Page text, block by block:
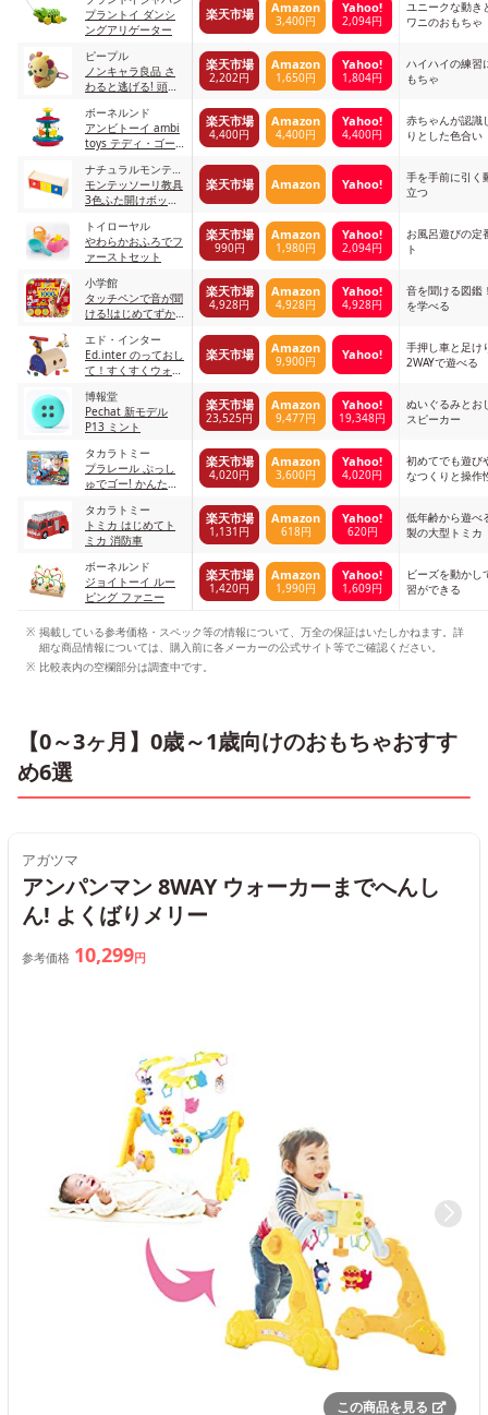
プラントイ ダンシ
ングアリゲーター
楽天市場 Amazon
3,400円
Yahoo!
2,094円
ユニークな動き
ワニのおもちゃ
ピープル
ノンキャラ良品 さ
わると逃げる! 頭も
っこしましょ
楽天市場
2,202円
Amazon
1,650円
Yahoo!
1,804円
ハイハイの練習
もちゃ
ボーネルンド
アンビトーイ ambi
toys テディ・ゴー
楽天市場
4,400円
Amazon
4,400円
Yahoo!
4,400円
赤ちゃんが認識
りとした色合い
ナチュラルモンテッ
ソーリ
モンテッソーリ教具
3色ふた開けボック
楽天市場 Amazon Yahoo!
手を手前に引く
立つ
トイローヤル
やわらかおふろでフ
ァーストセット
楽天市場
990円
Amazon
1,980円
Yahoo!
2,094円
お風呂遊びの定
ト
小学館
タッチペンで音が聞
ける!はじめてずか
楽天市場
4,928円
Amazon
4,928円
Yahoo!
4,928円
音を聞ける図鑑
を学べる
エド・インター
Ed.inter のっておし
て！すくすくウォー
楽天市場 Amazon
9,900円 Yahoo!
手押し車と足け
2WAYで遊べる
博報堂
Pechat 新モデル
P13 ミント
楽天市場
23,525円
Amazon
9,477円
Yahoo!
19,348円
ぬいぐるみとお
スピーカー
タカラトミー
プラレール ぷっし
ゅでゴー! かんたん
きかんしゃトーマス
セット 無し
楽天市場
4,020円
Amazon
3,600円
Yahoo!
4,020円
初めてでも遊び
なつくりと操作
タカラトミー
トミカ はじめてト
ミカ 消防車
楽天市場
1,131円
Amazon
618円
Yahoo!
620円
低年齢から遊べ
製の大型トミカ
ボーネルンド
ジョイトーイ ルー
ピング ファニー
楽天市場
1,420円
Amazon
1,990円
Yahoo!
1,609円
ビーズを動かし
習ができる
掲載している参考価格・スペック等の情報について、万全の保証はいたしかねます。詳
細な商品情報については、購入前に各メーカーの公式サイト等でご確認ください。
比較表内の空欄部分は調査中です。
【0～3ヶ月】0歳～1歳向けのおもちゃおすす
め6選
アガツマ
アンパンマン 8WAY ウォーカーまでへんし
ん! よくばりメリー
参考価格 10,299円
この商品を見る